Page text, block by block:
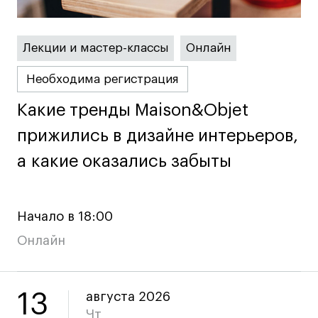
Лицензии и аккредитации
Для прессы
Ресурсы
Партнеры
Связи с индустрией
Стоимость обучения
Иностранным студентам
График учебного года
Вопросы и ответы
Лекции и мастер-классы Онлайн
Необходима регистрация
Какие тренды Maison&Objet
прижились в дизайне интерьеров,
а какие оказались забыты
Какие тренды Maison&Objet
прижились в дизайне интерьеров,
а какие оказались забыты
Начало в 18:00
Онлайн
13
августа 2026
Чт